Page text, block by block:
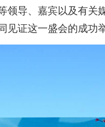
领导、嘉宾以及有关
证这一盛会的成功举